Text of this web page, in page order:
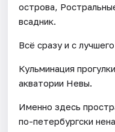
острова,
всадник.
Всё сразу и с
Кульминация
акватории Невы.
Именно здесь
по-петербургски